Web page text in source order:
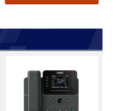
Sistema de porteria para